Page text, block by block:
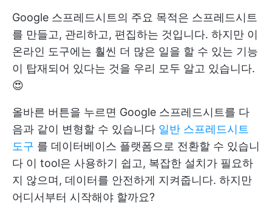
Google 스프레드시트의 주요 목적은 스프레드시트
를 만들고, 관리하고, 편집하는 것입니다. 하지만 이
온라인 도구에는 훨씬 더 많은 일을 할 수 있는 기능
이 탑재되어 있다는 것을 우리 모두 알고 있습니다.
😍
올바른 버튼을 누르면 Google 스프레드시트를 다
음과 같이 변형할 수 있습니다 일반 스프레드시트
도구 를 데이터베이스 플랫폼으로 전환할 수 있습니
다 이 tool은 사용하기 쉽고, 복잡한 설치가 필요하
지 않으며, 데이터를 안전하게 지켜줍니다. 하지만
어디서부터 시작해야 할까요?